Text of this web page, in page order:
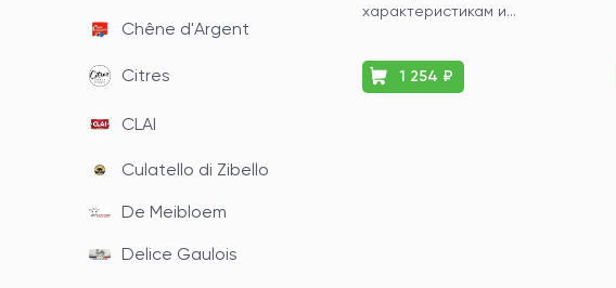
Chêne d'Argent
Citres
CLAI
Culatello di Zibello
De Meibloem
Delice Gaulois
характеристикам и...
1 254 ₽